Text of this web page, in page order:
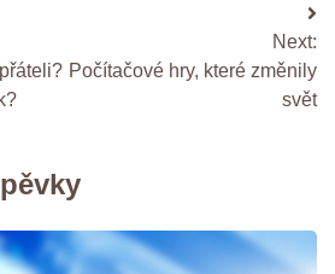
Next:
Počítačové hry, které změnily
svět